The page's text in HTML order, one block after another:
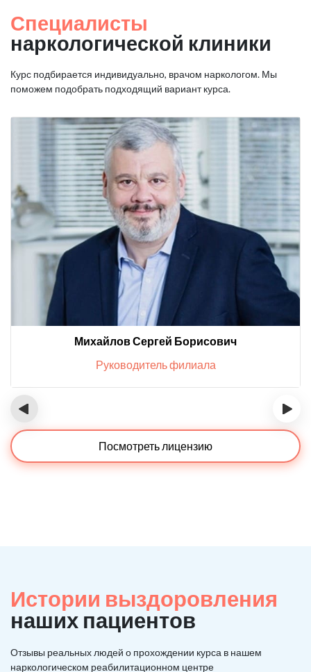
Специалисты
наркологической клиники
Курс подбирается индивидуально, врачом наркологом. Мы
поможем подобрать подходящий вариант курса.
Михайлов Сергей Борисович
Руководитель филиала
‹ ›
Посмотреть лицензию
Истории выздоровления
наших пациентов
Отзывы реальных людей о прохождении курса в нашем
наркологическом реабилитационном центре